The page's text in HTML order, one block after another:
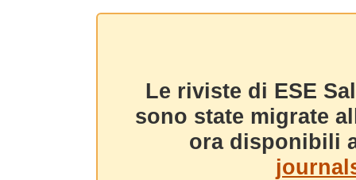
Le riviste di ESE
sono state migrate
ora disponibili